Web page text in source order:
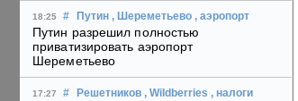
18:25 # Путин , Шереметьево , аэропорт
Путин разрешил полностью
приватизировать аэропорт
Шереметьево
17:27 # Решетников , Wildberries , налоги